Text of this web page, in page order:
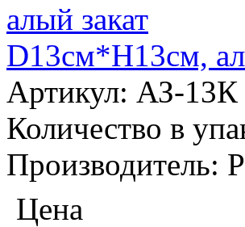
D13см*Н13см,
Артикул: АЗ-13К
Количество в
Производитель:
Цена